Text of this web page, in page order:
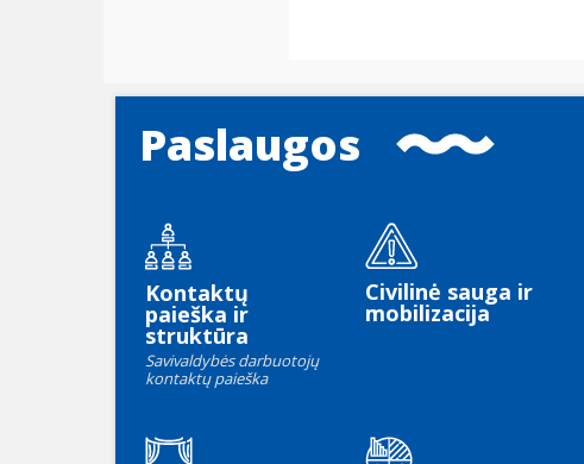
Paslaugos
Kontaktų
paieška ir
struktūra
Savivaldybės darbuotojų
kontaktų paieška
Civilinė sauga ir
mobilizacija